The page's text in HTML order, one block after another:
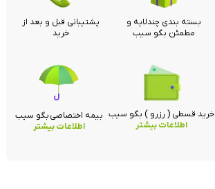
بسته بندی چندلایه و
مطمئن بگو سیب
پشتیبانی قبل و بعد از
خرید
خرید قسطی ( رزرو ) بگو سیب
اطلاعات بیشتر
بیمه اختصاصی بگو سیب
اطلاعات بیشتر